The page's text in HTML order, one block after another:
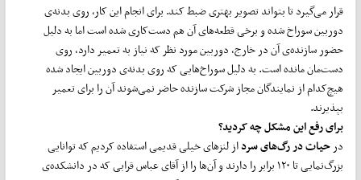
قرار می‌گیرد تا بتواند تصویر بهتری ضبط کند. برای انجام این کار، روی بدنه‌ی
دوربین سوراخ شده و برخی قطعه‌های آن هم دست‌کاری شده است اما به دلیل
حضور سازنده‌ی آن در خارج، دوربین مورد نظر که نیاز به تعمیر دارد، روی
دست‌مان مانده است. به دلیل سوراخ‌هایی که روی بدنه‌ی دوربین ایجاد شده
هیچ‌کدام از نمایندگان مجاز شرکت سازنده حاضر نمی‌شوند آن را برای تعمیر
بپذیرند.
برای رفع این مشکل چه کردید؟
در حیات در رگهای سرداز لنزهای خیلی قدیمی استفاده کردیم که توانایی
بزرگ‌نمایی تا ۱۲۰ برابر را دارند و آن‌ها را از آقای عباس قرابی که در دانشکده‌ی